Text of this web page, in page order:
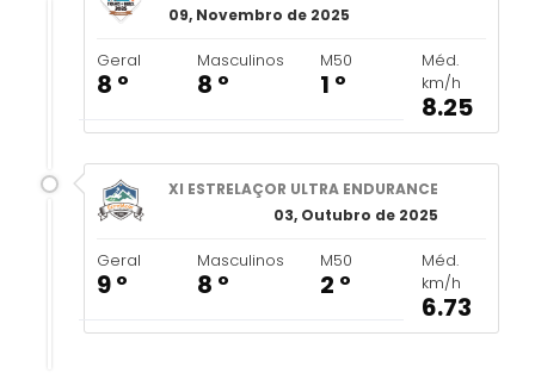
09, Novembro de 2025
Geral
8 º
Masculinos
8 º
M50
1 º
Méd.
km/h
8.25
XI ESTRELAÇOR ULTRA ENDURANCE
03, Outubro de 2025
Geral
9 º
Masculinos
8 º
M50
2 º
Méd.
km/h
6.73